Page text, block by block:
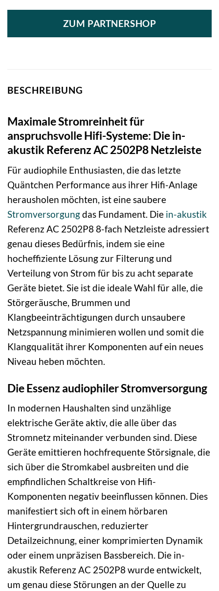
ZUM PARTNERSHOP
BESCHREIBUNG
Maximale Stromreinheit für
anspruchsvolle Hifi-Systeme: Die in-
akustik Referenz AC 2502P8 Netzleiste
Für audiophile Enthusiasten, die das letzte
Quäntchen Performance aus ihrer Hifi-Anlage
herausholen möchten, ist eine saubere
Stromversorgungdas Fundament. Die in-akustik
Referenz AC 2502P8 8-fach Netzleiste adressiert
genau dieses Bedürfnis, indem sie eine
hocheffiziente Lösung zur Filterung und
Verteilung von Strom für bis zu acht separate
Geräte bietet. Sie ist die ideale Wahl für alle, die
Störgeräusche, Brummen und
Klangbeeinträchtigungen durch unsaubere
Netzspannung minimieren wollen und somit die
Klangqualität ihrer Komponenten auf ein neues
Niveau heben möchten.
Die Essenz audiophiler Stromversorgung
In modernen Haushalten sind unzählige
elektrische Geräte aktiv, die alle über das
Stromnetz miteinander verbunden sind. Diese
Geräte emittieren hochfrequente Störsignale, die
sich über die Stromkabel ausbreiten und die
empfindlichen Schaltkreise von Hifi-
Komponenten negativ beeinflussen können. Dies
manifestiert sich oft in einem hörbaren
Hintergrundrauschen, reduzierter
Detailzeichnung, einer komprimierten Dynamik
oder einem unpräzisen Bassbereich. Die in-
akustik Referenz AC 2502P8 wurde entwickelt,
um genau diese Störungen an der Quelle zu